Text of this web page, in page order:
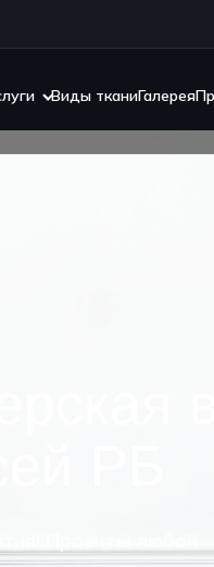
Виды тканиГалерея
в
РБ
Проекты любой